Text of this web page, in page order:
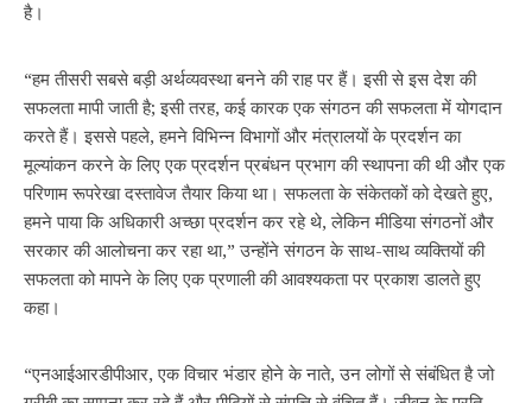
है।
“हम तीसरी सबसे बड़ी अर्थव्यवस्था बनने की राह पर हैं। इसी से इस देश की
सफलता मापी जाती है; इसी तरह, कई कारक एक संगठन की सफलता में योगदान
करते हैं। इससे पहले, हमने विभिन्न विभागों और मंत्रालयों के प्रदर्शन का
मूल्यांकन करने के लिए एक प्रदर्शन प्रबंधन प्रभाग की स्थापना की थी और एक
परिणाम रूपरेखा दस्तावेज तैयार किया था। सफलता के संकेतकों को देखते हुए,
हमने पाया कि अधिकारी अच्छा प्रदर्शन कर रहे थे, लेकिन मीडिया संगठनों और
सरकार की आलोचना कर रहा था,” उन्होंने संगठन के साथ-साथ व्यक्तियों की
सफलता को मापने के लिए एक प्रणाली की आवश्यकता पर प्रकाश डालते हुए
कहा।
“एनआईआरडीपीआर, एक विचार भंडार होने के नाते, उन लोगों से संबंधित है जो